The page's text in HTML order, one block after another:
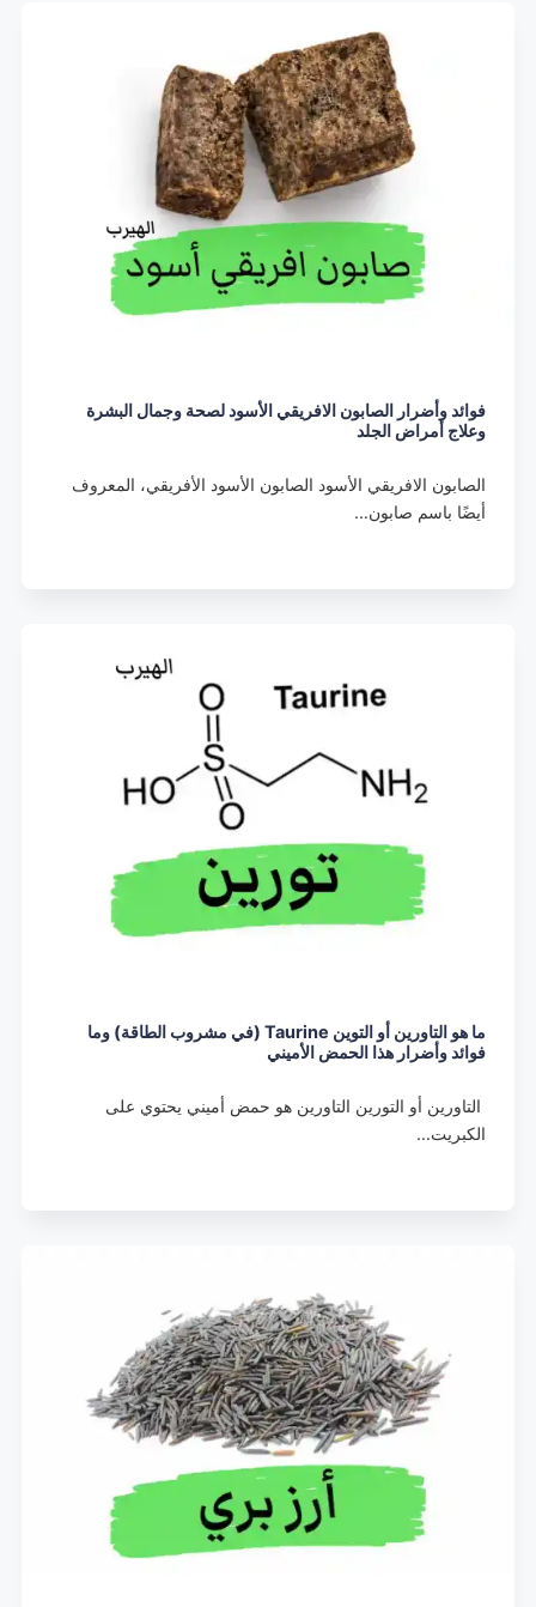
فوائد وأضرار الصابون الافريقي الأسود لصحة وجمال البشرة
وعلاج أمراض الجلد
الصابون الافريقي الأسود الصابون الأسود الأفريقي، المعروف
أيضًا باسم صابون…
ما هو التاورين أو التوين Taurine (في مشروب الطاقة) وما
فوائد وأضرار هذا الحمض الأميني
التاورين أو التورين التاورين هو حمض أميني يحتوي على
الكبريت…